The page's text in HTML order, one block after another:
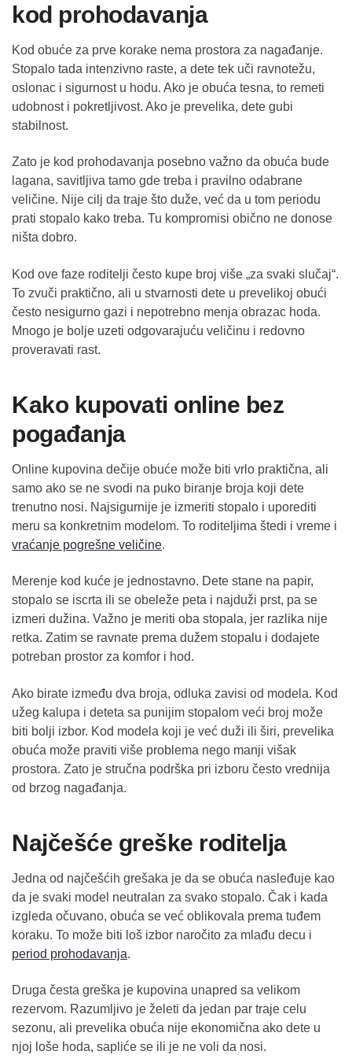
kod prohodavanja
Kod obuće za prve korake nema prostora za nagađanje.
Stopalo tada intenzivno raste, a dete tek uči ravnotežu,
oslonac i sigurnost u hodu. Ako je obuća tesna, to remeti
udobnost i pokretljivost. Ako je prevelika, dete gubi
stabilnost.
Zato je kod prohodavanja posebno važno da obuća bude
lagana, savitljiva tamo gde treba i pravilno odabrane
veličine. Nije cilj da traje što duže, već da u tom periodu
prati stopalo kako treba. Tu kompromisi obično ne donose
ništa dobro.
Kod ove faze roditelji često kupe broj više „za svaki slučaj“.
To zvuči praktično, ali u stvarnosti dete u prevelikoj obući
često nesigurno gazi i nepotrebno menja obrazac hoda.
Mnogo je bolje uzeti odgovarajuću veličinu i redovno
proveravati rast.
Kako kupovati online bez
pogađanja
Online kupovina dečije obuće može biti vrlo praktična, ali
samo ako se ne svodi na puko biranje broja koji dete
trenutno nosi. Najsigurnije je izmeriti stopalo i uporediti
meru sa konkretnim modelom. To roditeljima štedi i vreme i
vraćanje pogrešne veličine.
Merenje kod kuće je jednostavno. Dete stane na papir,
stopalo se iscrta ili se obeleže peta i najduži prst, pa se
izmeri dužina. Važno je meriti oba stopala, jer razlika nije
retka. Zatim se ravnate prema dužem stopalu i dodajete
potreban prostor za komfor i hod.
Ako birate između dva broja, odluka zavisi od modela. Kod
užeg kalupa i deteta sa punijim stopalom veći broj može
biti bolji izbor. Kod modela koji je već duži ili širi, prevelika
obuća može praviti više problema nego manji višak
prostora. Zato je stručna podrška pri izboru često vrednija
od brzog nagađanja.
Najčešće greške roditelja
Jedna od najčešćih grešaka je da se obuća nasleđuje kao
da je svaki model neutralan za svako stopalo. Čak i kada
izgleda očuvano, obuća se već oblikovala prema tuđem
koraku. To može biti loš izbor naročito za mlađu decu i
period prohodavanja.
Druga česta greška je kupovina unapred sa velikom
rezervom. Razumljivo je želeti da jedan par traje celu
sezonu, ali prevelika obuća nije ekonomična ako dete u
njoj loše hoda, sapliće se ili je ne voli da nosi.